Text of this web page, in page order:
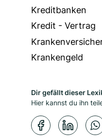
Kreditbanken
Kredit - Vertrag
Krankengeld
Dir gefällt dieser
Hier kannst du ihn